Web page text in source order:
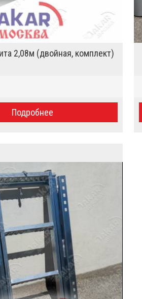
2,08м (двойная, комплект)
Подробнее